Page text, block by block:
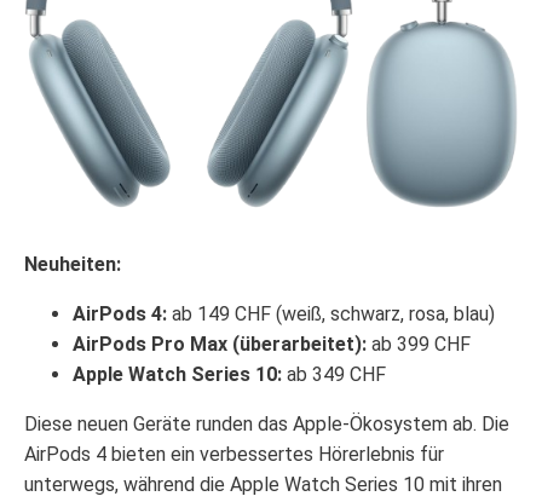
Neuheiten:
AirPods 4: ab 149 CHF (weiß, schwarz, rosa, blau)
AirPods Pro Max (überarbeitet): ab 399 CHF
Apple Watch Series 10: ab 349 CHF
Diese neuen Geräte runden das Apple-Ökosystem ab. Die
AirPods 4 bieten ein verbessertes Hörerlebnis für
unterwegs, während die Apple Watch Series 10 mit ihren